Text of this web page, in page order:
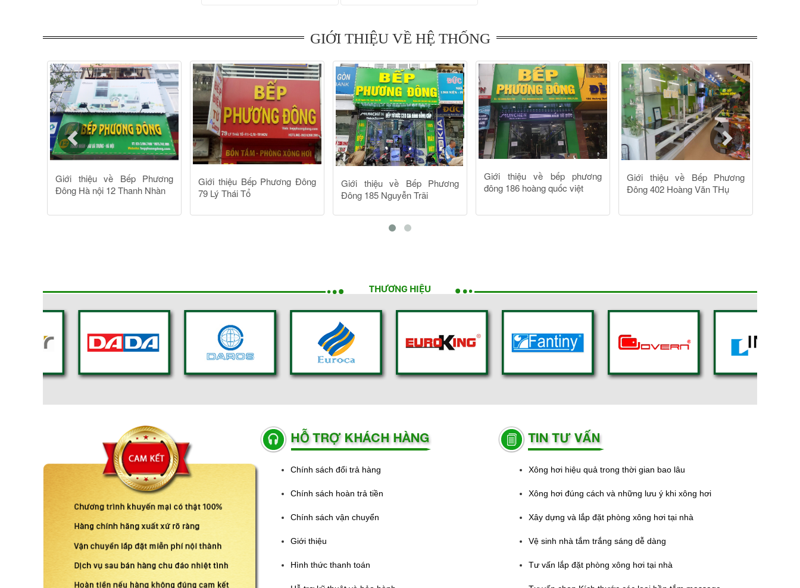
THƯƠNG HIỆU
Chính sách đổi trả hàng
Chính sách hoàn trả tiền
Chính sách vận chuyển
Giới thiệu
Hình thức thanh toán
Xông hơi hiệu quả trong thời gian bao lâu
Xông hơi đúng cách và những lưu ý khi xông hơi
Xây dựng và lắp đặt phòng xông hơi tại nhà
Vệ sinh nhà tắm trắng sáng dễ dàng
Tư vấn lắp đặt phòng xông hơi tại nhà